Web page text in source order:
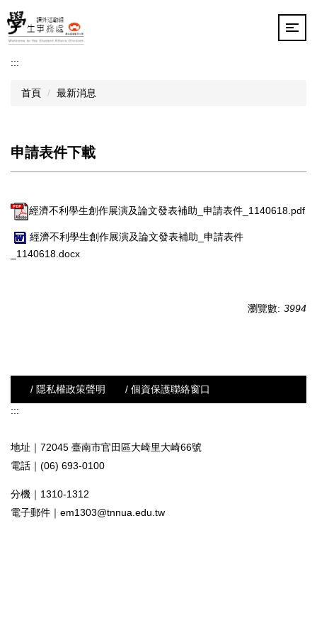
跳
到
主
內
:::
首頁 最新消息
申請表件下載
經濟不利學生創作展演及論文發表補助_申請表件_1140618.pdf
經濟不利學生創作展演及論文發表補助_申請表件
_1140618.docx
瀏覽數: 3994
/ 隱私權政策聲明
/ 個資保護聯絡窗口
:::
地址｜72045 臺南市官田區大崎里大崎66號
電話｜(06) 693-0100
分機｜1310-1312
電子郵件｜ em1303@tnnua.edu.tw